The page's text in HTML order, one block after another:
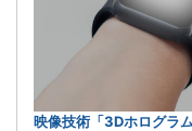
映像技術「3Dホログラ